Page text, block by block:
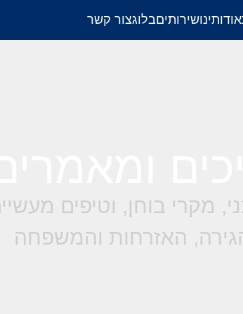
אודותינושירותיםבלוגצור קשר
מקרי בוחן, וטיפים
האזרחות והמשפחה